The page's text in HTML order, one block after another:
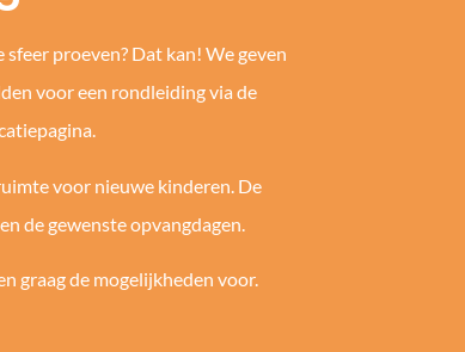
proeven? Dat kan! We geven
voor een rondleiding via de
voor nieuwe kinderen. De
de gewenste opvangdagen.
graag de mogelijkheden voor.